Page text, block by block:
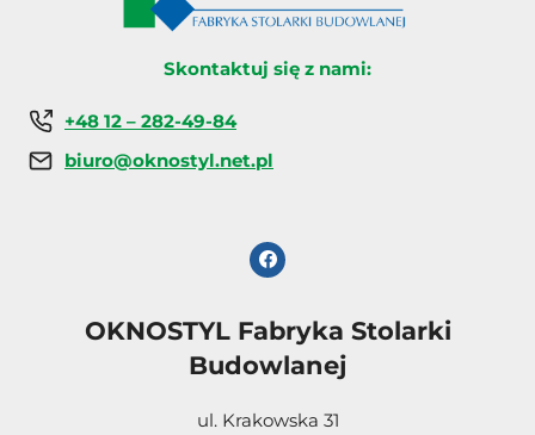
Skontaktuj się z nami:
+48 12 – 282-49-84
biuro@oknostyl.net.pl
OKNOSTYL Fabryka Stolarki
Budowlanej
ul. Krakowska 31